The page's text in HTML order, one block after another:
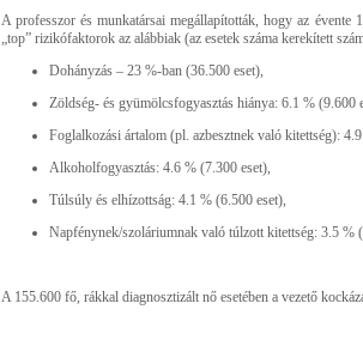
A professzor és munkatársai megállapították, hogy az évente
„top” rizikófaktorok az alábbiak (az esetek száma kerekített
Dohányzás – 23 %-ban (36.500 eset),
Zöldség- és gyümölcsfogyasztás hiánya: 6.1 % (9.600
Foglalkozási ártalom (pl. azbesztnek való kitettség):
Alkoholfogyasztás: 4.6 % (7.300 eset),
Túlsúly és elhízottság: 4.1 % (6.500 eset),
Napfénynek/szoláriumnak való túlzott kitettség: 3.5 %
A 155.600 fő, rákkal diagnosztizált nő esetében a vezető